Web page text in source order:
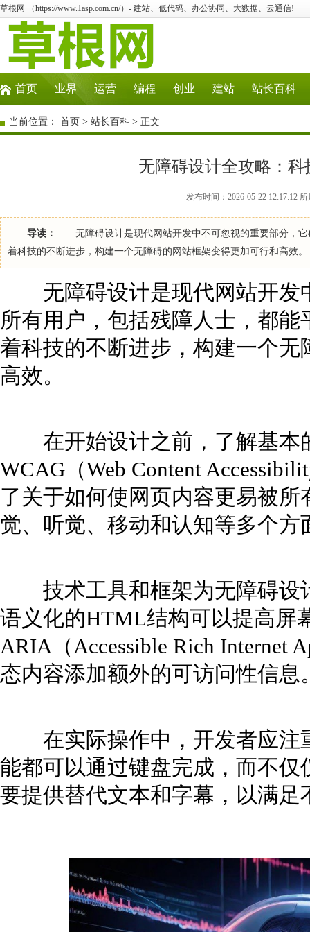
草根网 （https://www.1asp.com.cn/）- 建站、低代码、办公协同、大数据、云通信!
首页 业界 运营 编程 创业 建站 站长百科
当前位置： 首页 > 站长百科 > 正文
无障碍设计全攻略：
发布时间：2026-05-22 12:17:12
导读：
无障碍设计是现代网站开发中不可忽视的重要部分，它
着科技的不断进步，构建一个无障碍的网站框架变得更加可行和高
无障碍设计是现代网站开发
所有用户，包括残障人士，都
着科技的不断进步，构建一个
高效。
在开始设计之前，了解基本
WCAG（Web Content
了关于如何使网页内容更易被
觉、听觉、移动和认知等多个方
技术工具和框架为无障碍设
语义化的HTML结构可以提高屏
ARIA（Accessible Rich Internet
态内容添加额外的可访问性信息
在实际操作中，开发者应注
能都可以通过键盘完成，而不
要提供替代文本和字幕，以满足